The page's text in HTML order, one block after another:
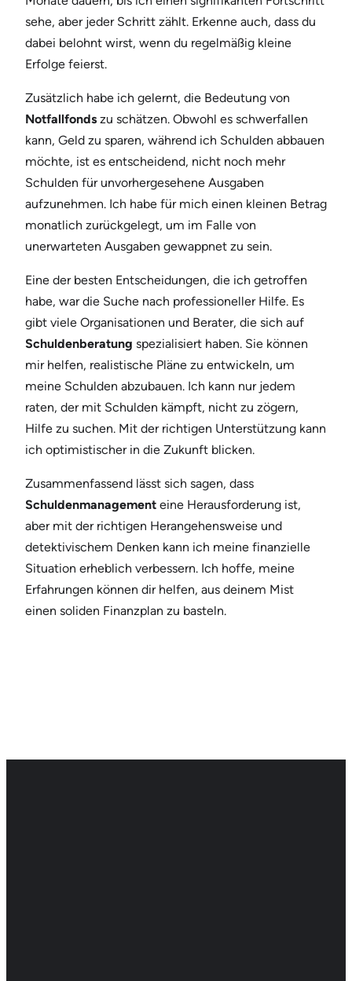
sehe, aber jeder Schritt zählt. Erkenne auch, dass du
dabei belohnt wirst, wenn du regelmäßig kleine
Erfolge feierst.
Zusätzlich habe ich gelernt, die Bedeutung von
Notfallfonds zu schätzen. Obwohl es schwerfallen
kann, Geld zu sparen, während ich Schulden abbauen
möchte, ist es entscheidend, nicht noch mehr
Schulden für unvorhergesehene Ausgaben
aufzunehmen. Ich habe für mich einen kleinen Betrag
monatlich zurückgelegt, um im Falle von
unerwarteten Ausgaben gewappnet zu sein.
Eine der besten Entscheidungen, die ich getroffen
habe, war die Suche nach professioneller Hilfe. Es
gibt viele Organisationen und Berater, die sich auf
Schuldenberatung spezialisiert haben. Sie können
mir helfen, realistische Pläne zu entwickeln, um
meine Schulden abzubauen. Ich kann nur jedem
raten, der mit Schulden kämpft, nicht zu zögern,
Hilfe zu suchen. Mit der richtigen Unterstützung kann
ich optimistischer in die Zukunft blicken.
Zusammenfassend lässt sich sagen, dass
Schuldenmanagement eine Herausforderung ist,
aber mit der richtigen Herangehensweise und
detektivischem Denken kann ich meine finanzielle
Situation erheblich verbessern. Ich hoffe, meine
Erfahrungen können dir helfen, aus deinem Mist
einen soliden Finanzplan zu basteln.